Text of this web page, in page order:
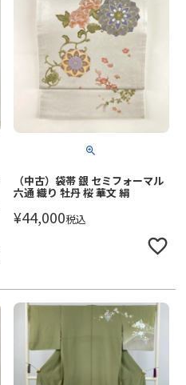
（中古）袋帯 銀 セミフォーマル
六通 織り 牡丹 桜 華文 絹
¥44,000税込